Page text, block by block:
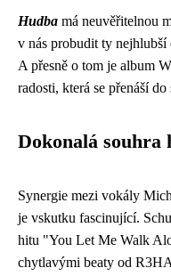
Hudba má neuvěřitelnou
v nás probudit ty nejhlubší
A přesně o tom je album
radosti, která se přenáší
Dokonalá souhra
Synergie mezi vokály
je vskutku fascinující.
hitu "You Let Me Walk
chytlavými beaty od